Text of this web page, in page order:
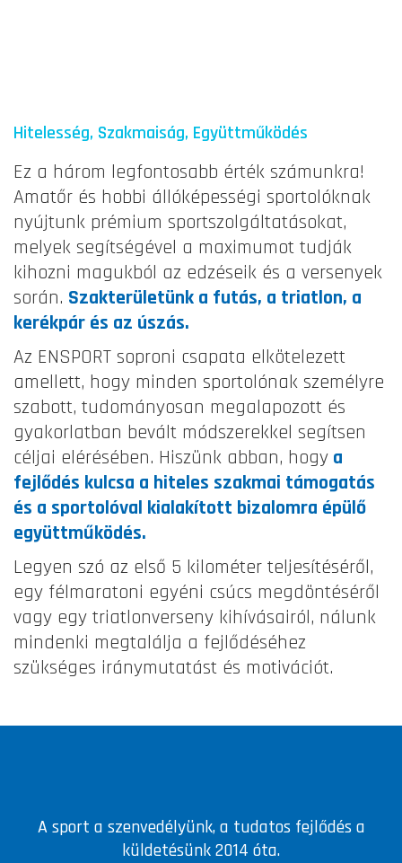
Hitelesség, Szakmaiság, Együttműködés
Ez a három legfontosabb érték számunkra!
Amatőr és hobbi állóképességi sportolóknak
nyújtunk prémium sportszolgáltatásokat,
melyek segítségével a maximumot tudják
kihozni magukból az edzéseik és a versenyek
során. Szakterületünk a futás, a triatlon, a
kerékpár és az úszás.
Az ENSPORT soproni csapata elkötelezett
amellett, hogy minden sportolónak személyre
szabott, tudományosan megalapozott és
gyakorlatban bevált módszerekkel segítsen
céljai elérésében. Hiszünk abban, hogy a
fejlődés kulcsa a hiteles szakmai támogatás
és a sportolóval kialakított bizalomra épülő
együttműködés.
Legyen szó az első 5 kilométer teljesítéséről,
egy félmaratoni egyéni csúcs megdöntéséről
vagy egy triatlonverseny kihívásairól, nálunk
mindenki megtalálja a fejlődéséhez
szükséges iránymutatást és motivációt.
A sport a szenvedélyünk, a tudatos fejlődés a
küldetésünk 2014 óta.